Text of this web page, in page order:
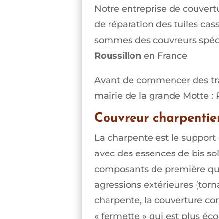
Notre entreprise de
de réparation des tuiles
sommes des couvreurs
Roussillon en France
Avant de commencer des
mairie de la grande Motte :
Couvreur
La charpente est le
avec des essences de bis
composants de première
agressions extérieures
charpente, la couverture
« fermette » qui est plus